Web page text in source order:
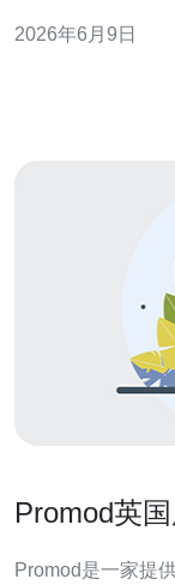
每月单坐席成本。 2. 统一协议与边缘SBC部署
2026年6月9日
Promod英
Promod是一家提